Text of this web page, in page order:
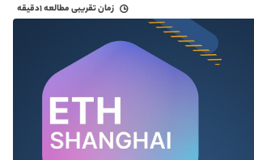
زمان تقریبی مطالعه۱دقیقه